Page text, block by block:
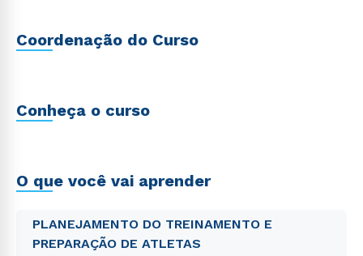
Coordenação do Curso
Conheça o curso
O que você vai aprender
PLANEJAMENTO DO TREINAMENTO E
PREPARAÇÃO DE ATLETAS